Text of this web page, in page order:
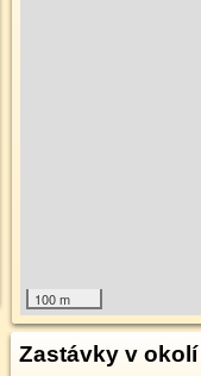
100 m
Zastávky v okolí